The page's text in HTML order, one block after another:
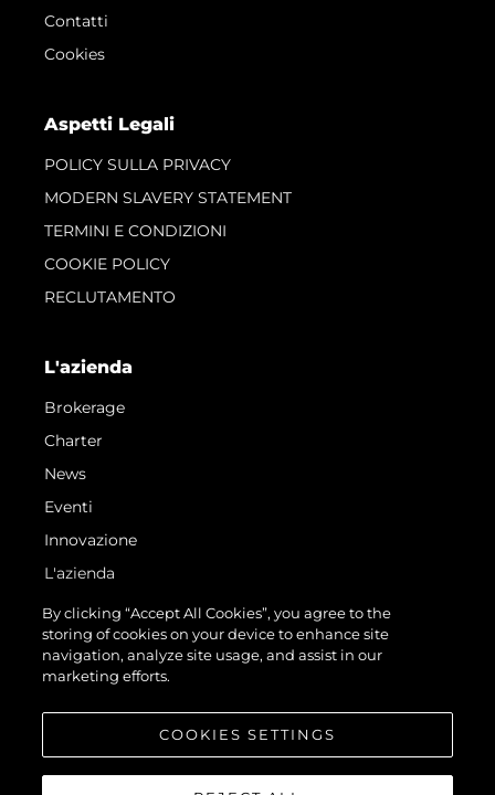
Contatti
Cookies
Aspetti Legali
POLICY SULLA PRIVACY
MODERN SLAVERY STATEMENT
TERMINI E CONDIZIONI
COOKIE POLICY
RECLUTAMENTO
L'azienda
Brokerage
Charter
News
Eventi
Innovazione
L'azienda
Il Team
Lifestyle
Heritage
By clicking “Accept All Cookies”, you agree to the
storing of cookies on your device to enhance site
navigation, analyze site usage, and assist in our
marketing efforts.
COOKIES SETTINGS